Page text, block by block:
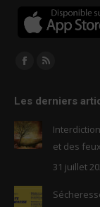
Trouvez nous sur :
Facebook
opens
in
new
RSS
opens
new
window
Les derniers
et des
31 juillet